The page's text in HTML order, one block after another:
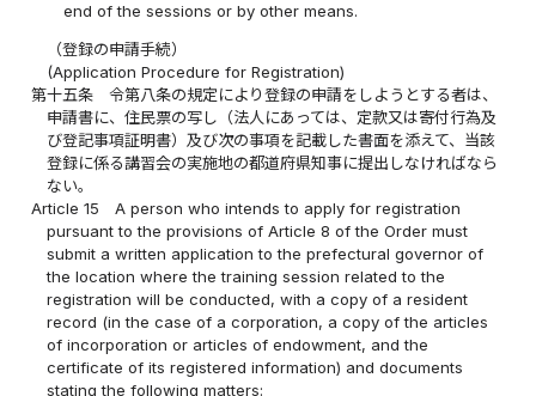
end of the sessions or by other means.
（登録の申請手続）
(Application Procedure for Registration)
第十五条
令第八条の規定により登録の申請をしようとする者は、
申請書に、住民票の写し（法人にあっては、定款又は寄付行為及
び登記事項証明書）及び次の事項を記載した書面を添えて、当該
登録に係る講習会の実施地の都道府県知事に提出しなければなら
ない。
Article 15
A person who intends to apply for registration
pursuant to the provisions of Article 8 of the Order must
submit a written application to the prefectural governor of
the location where the training session related to the
registration will be conducted, with a copy of a resident
record (in the case of a corporation, a copy of the articles
of incorporation or articles of endowment, and the
certificate of its registered information) and documents
stating the following matters: